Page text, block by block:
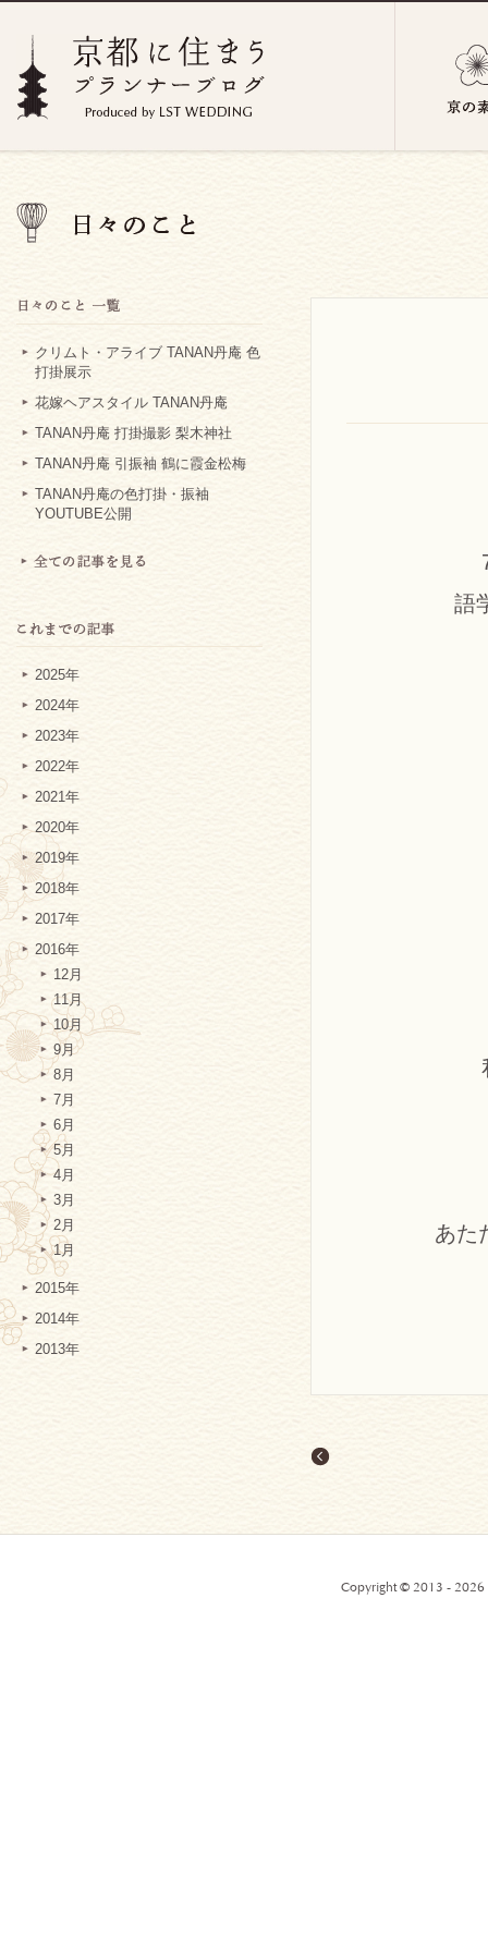
クリムト・アライブ TANAN丹庵 色
打掛展示
花嫁ヘアスタイル TANAN丹庵
TANAN丹庵 打掛撮影 梨木神社
TANAN丹庵 引振袖 鶴に霞金松梅
TANAN丹庵の色打掛・振袖
YOUTUBE公開
2025年
2024年
2023年
2022年
2021年
2020年
2019年
2018年
2017年
2016年
12月
11月
10月
9月
8月
7月
6月
5月
4月
3月
2月
1月
2015年
2014年
2013年
語
あた
Copyright © 2013 - 2026